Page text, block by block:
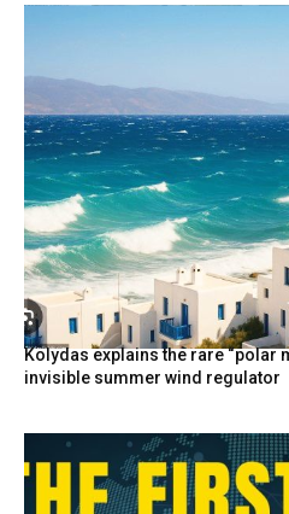
Kolydas explains the rare “polar
invisible summer wind regulator